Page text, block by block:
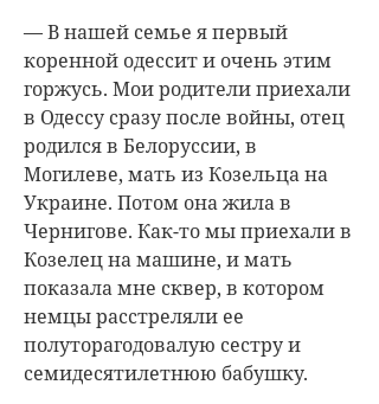
— В нашей семье я первый
коренной одессит и очень этим
горжусь. Мои родители приехали
в Одессу сразу после войны, отец
родился в Белоруссии, в
Могилеве, мать из Козельца на
Украине. Потом она жила в
Чернигове. Как-то мы приехали в
Козелец на машине, и мать
показала мне сквер, в котором
немцы расстреляли ее
полуторагодовалую сестру и
семидесятилетнюю бабушку.